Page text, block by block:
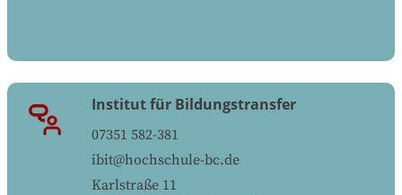
Institut für Bildungstransfer
07351 582-381
ibit@hochschule-bc.de
Karlstraße 11